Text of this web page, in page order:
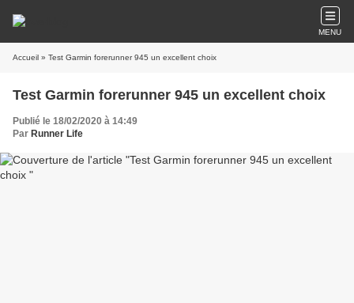
MENU
Accueil » Test Garmin forerunner 945 un excellent choix
Test Garmin forerunner 945 un excellent choix
Publié le 18/02/2020 à 14:49
Par Runner Life